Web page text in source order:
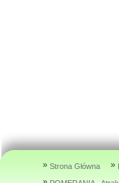
» Strona Główna »